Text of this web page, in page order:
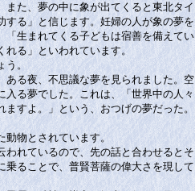
た、夢の中に象が出てくると東北タイ
る」と信じます。妊婦の人が象の夢を
「生まれてくる子どもは宿善を備えてい
る」といわれています。
う。
ある夜、不思議な夢を見られました。空
る夢でした。これは、「世界中の人々
すよ。」という、おつげの夢だった。
物とされています。
れているので、先の話と合わせるとそ
ることで、普賢菩薩の偉大さを現して